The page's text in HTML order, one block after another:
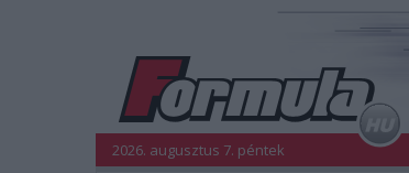
2026. augusztus 7. péntek